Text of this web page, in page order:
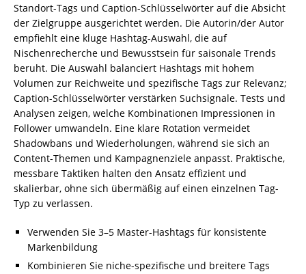
Standort-Tags und Caption-Schlüsselwörter auf die Absicht
der Zielgruppe ausgerichtet werden. Die Autorin/der Autor
empfiehlt eine kluge Hashtag-Auswahl, die auf
Nischenrecherche und Bewusstsein für saisonale Trends
beruht. Die Auswahl balanciert Hashtags mit hohem
Volumen zur Reichweite und spezifische Tags zur Relevanz;
Caption-Schlüsselwörter verstärken Suchsignale. Tests und
Analysen zeigen, welche Kombinationen Impressionen in
Follower umwandeln. Eine klare Rotation vermeidet
Shadowbans und Wiederholungen, während sie sich an
Content-Themen und Kampagnenziele anpasst. Praktische,
messbare Taktiken halten den Ansatz effizient und
skalierbar, ohne sich übermäßig auf einen einzelnen Tag-
Typ zu verlassen.
Verwenden Sie 3–5 Master-Hashtags für konsistente
Markenbildung
Kombinieren Sie niche-spezifische und breitere Tags